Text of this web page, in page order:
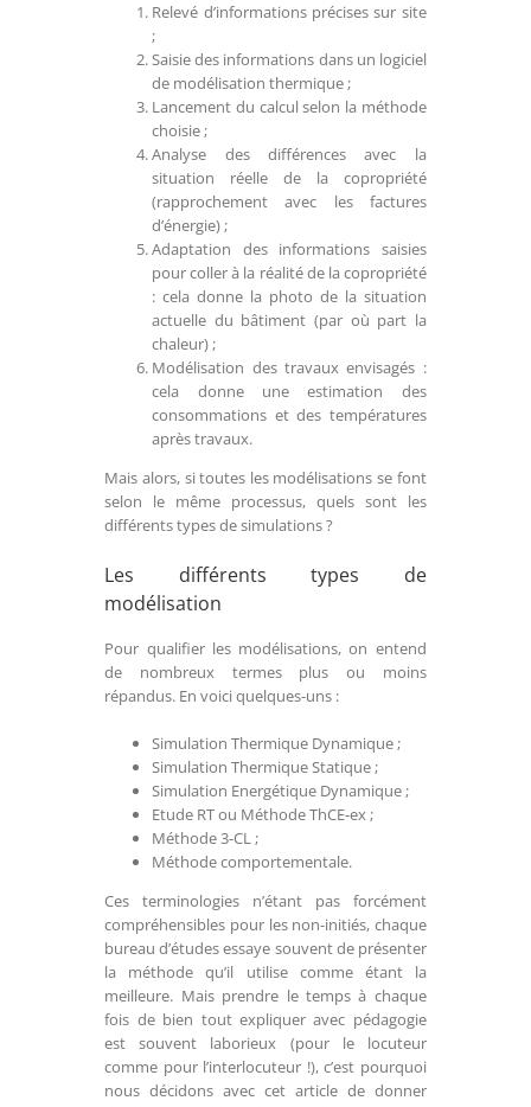
Relevé d’informations précises sur site
;
Saisie des informations dans un logiciel
de modélisation thermique ;
Lancement du calcul selon la méthode
choisie ;
Analyse des différences avec la
situation réelle de la copropriété
(rapprochement avec les factures
d’énergie) ;
Adaptation des informations saisies
pour coller à la réalité de la copropriété
: cela donne la photo de la situation
actuelle du bâtiment (par où part la
chaleur) ;
Modélisation des travaux envisagés :
cela donne une estimation des
consommations et des températures
après travaux.
Mais alors, si toutes les modélisations se font
selon le même processus, quels sont les
différents types de simulations ?
Les différents types de
modélisation
Pour qualifier les modélisations, on entend
de nombreux termes plus ou moins
répandus. En voici quelques-uns :
Simulation Thermique Dynamique ;
Simulation Thermique Statique ;
Simulation Energétique Dynamique ;
Etude RT ou Méthode ThCE-ex ;
Méthode 3-CL ;
Méthode comportementale.
Ces terminologies n’étant pas forcément
compréhensibles pour les non-initiés, chaque
bureau d’études essaye souvent de présenter
la méthode qu’il utilise comme étant la
meilleure. Mais prendre le temps à chaque
fois de bien tout expliquer avec pédagogie
est souvent laborieux (pour le locuteur
comme pour l’interlocuteur !), c’est pourquoi
nous décidons avec cet article de donner